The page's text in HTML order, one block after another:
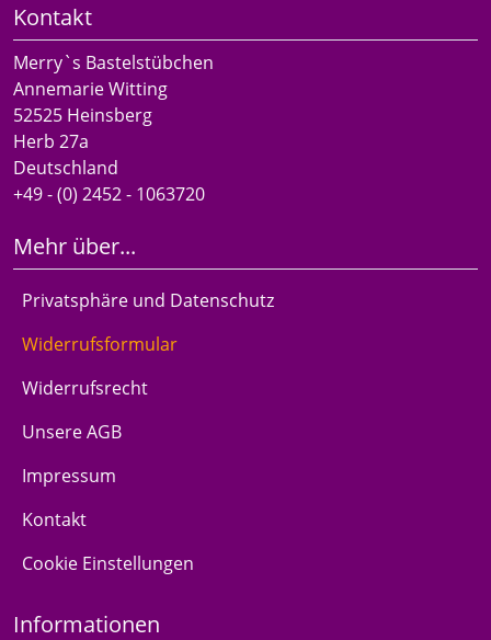
Kontakt
Merry`s Bastelstübchen
Annemarie Witting
52525 Heinsberg
Herb 27a
Deutschland
+49 - (0) 2452 - 1063720
Mehr über...
Privatsphäre und Datenschutz
Widerrufsformular
Widerrufsrecht
Unsere AGB
Impressum
Kontakt
Cookie Einstellungen
Informationen